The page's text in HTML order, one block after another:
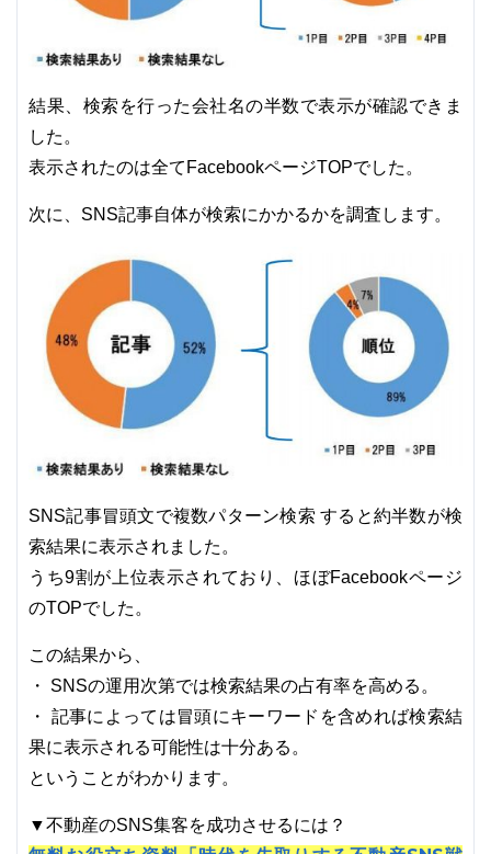
結果、検索を行った会社名の半数で表示が確認できま
した。
表示されたのは全てFacebookページTOPでした。
次に、SNS記事自体が検索にかかるかを調査します。
SNS記事冒頭文で複数パターン検索 すると約半数が検
索結果に表示されました。
うち9割が上位表示されており、ほぼFacebookページ
のTOPでした。
この結果から、
・ SNSの運用次第では検索結果の占有率を高める。
・ 記事によっては冒頭にキーワードを含めれば検索結
果に表示される可能性は十分ある。
ということがわかります。
▼不動産のSNS集客を成功させるには？